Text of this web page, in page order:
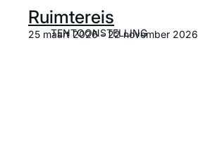
TENTOONSTELLING
Ruimtereis
25 maart 2026 - 22 november 2026